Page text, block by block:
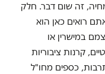
זה שום דבר. חלק
רואים כאן הוא
במישרין או
קרנות ציבוריות
כספים מחו"ל